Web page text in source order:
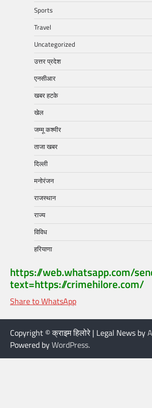
Sports
Travel
Uncategorized
उत्तर प्रदेश
एनसीआर
खबर हटके
खेल
जम्मू कश्मीर
ताजा खबर
दिल्ली
मनोरंजन
राजस्थान
राज्य
विविध
हरियाणा
https://web.whatsapp.com/
text=https://crimehilore.com/
Share to WhatsApp
Copyright © क्राइम हिलोरे | Legal News by
Powered byWordPress.